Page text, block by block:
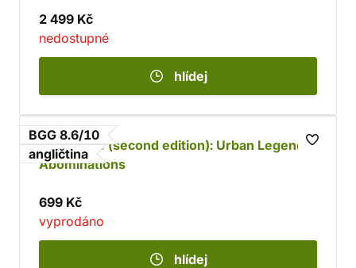
2 499 Kč
nedostupné
hlídej
BGG 8.6/10
angličtina
Zombicide (second edition): Urban Legends
Abominations
699 Kč
vyprodáno
hlídej